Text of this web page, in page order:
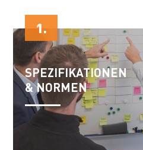
1.
SPEZIFIKATIONEN
& NORMEN